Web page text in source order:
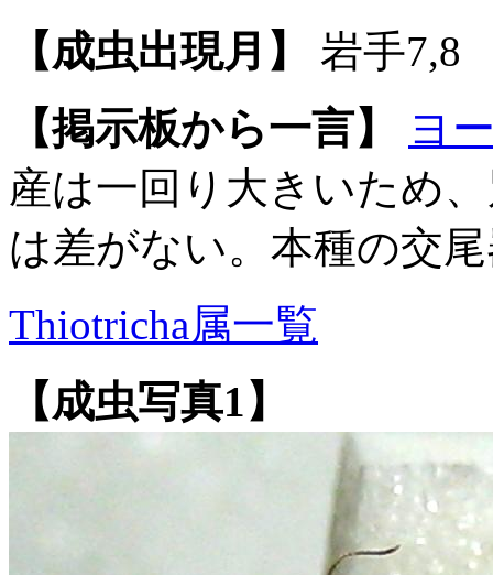
【成虫出現月】
岩手7,8
【掲示板から一言】
ヨ
産は一回り大きいため
は差がない。本種の交
Thiotricha属一覧
【成虫写真1】